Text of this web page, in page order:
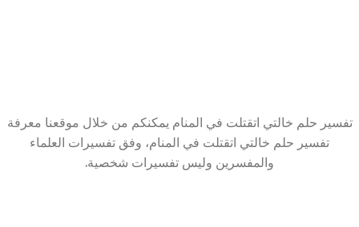
تفسير حلم خالتي اتقتلت في المنام يمكنكم من خلال موقعنا معرفة
تفسير حلم خالتي اتقتلت في المنام، وفق تفسيرات العلماء
والمفسرين وليس تفسيرات شخصية.